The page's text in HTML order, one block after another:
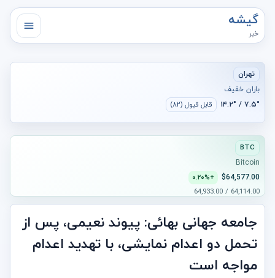
گیشه
خبر
تهران
باران خفیف
۷.۵° / ۱۴.۲° قابل قبول (۸۲)
BTC
Bitcoin
$64,577.00
+۰.۲۰%
64,114.00 / 64,933.00
جامعه جهانی بهائی: پیوند نعیمی، پس از
تحمل دو اعدام نمایشی، با تهدید اعدام
مواجه است